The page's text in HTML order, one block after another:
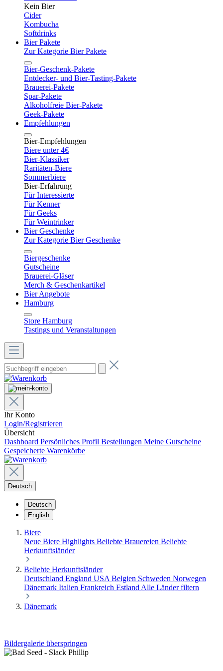
Kein Bier
Cider
Kombucha
Softdrinks
Bier Pakete
Zur Kategorie Bier Pakete
Bier-Geschenk-Pakete
Entdecker- und Bier-Tasting-Pakete
Brauerei-Pakete
Spar-Pakete
Alkoholfreie Bier-Pakete
Geek-Pakete
Empfehlungen
Bier-Empfehlungen
Biere unter 4€
Bier-Klassiker
Raritäten-Biere
Sommerbiere
Bier-Erfahrung
Für Interessierte
Für Kenner
Für Geeks
Für Weintrinker
Bier Geschenke
Zur Kategorie Bier Geschenke
Biergeschenke
Gutscheine
Brauerei-Gläser
Merch & Geschenkartikel
Bier Angebote
Hamburg
Store Hamburg
Tastings und Veranstaltungen
Ihr Konto
Login/Registrieren
Übersicht
Dashboard Persönliches Profil Bestellungen Meine Gutscheine
Gespeicherte Warenkörbe
Deutsch
Deutsch
English
Biere
Neue Biere Highlights Beliebte Brauereien Beliebte
Herkunftsländer
Beliebte Herkunftsländer
Deutschland England USA Belgien Schweden Norwegen
Dänemark Italien Frankreich Estland Alle Länder filtern
Dänemark
Bildergalerie überspringen